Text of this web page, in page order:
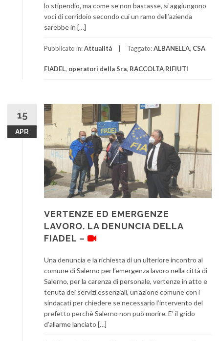
lo stipendio, ma come se non bastasse, si aggiungono
voci di corridoio secondo cui un ramo dell’azienda
sarebbe in […]
Pubblicato in:Attualità Taggato:ALBANELLA, CSA
FIADEL, operatori della Sra, RACCOLTA RIFIUTI
15
APR
VERTENZE ED EMERGENZE
LAVORO. LA DENUNCIA DELLA
FIADEL –
Una denuncia e la richiesta di un ulteriore incontro al
comune di Salerno per l’emergenza lavoro nella città di
Salerno, per la carenza di personale, vertenze in atto e
tenuta dei servizi essenziali, un’azione comune con i
sindacati per chiedere se necessario l’intervento del
prefetto perchè Salerno non può morire. E’ il grido
d’allarme lanciato […]